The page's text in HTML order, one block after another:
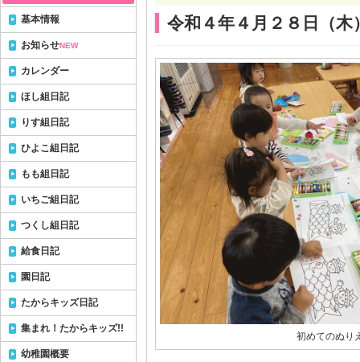
令和４年４月２８日（木
初めてのぬり
基本情報
お知らせNEW
カレンダー
ほし組日記
りす組日記
ひよこ組日記
もも組日記
いちご組日記
つくし組日記
給食日記
園日記
たからキッズ日記
集まれ！たからキッズ!!
幼稚園概要